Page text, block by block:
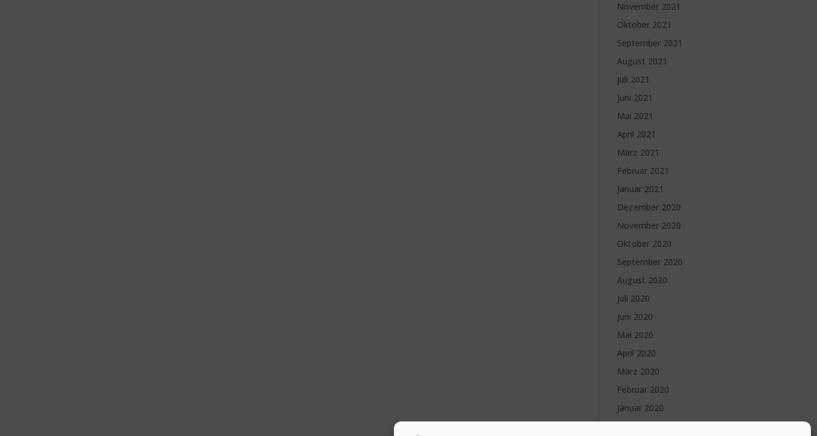
November 2021
Oktober 2021
September 2021
August 2021
Juli 2021
Juni 2021
Mai 2021
April 2021
März 2021
Februar 2021
Januar 2021
Dezember 2020
November 2020
Oktober 2020
September 2020
August 2020
Juli 2020
Juni 2020
Mai 2020
April 2020
März 2020
Februar 2020
Januar 2020